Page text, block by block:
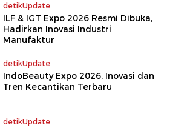
detikUpdate
ILF & IGT Expo 2026 Resmi Dibuka,
Hadirkan Inovasi Industri
Manufaktur
detikUpdate
IndoBeauty Expo 2026, Inovasi dan
Tren Kecantikan Terbaru
detikUpdate